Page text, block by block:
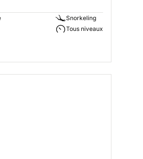
Snorkeling
Tous niveaux